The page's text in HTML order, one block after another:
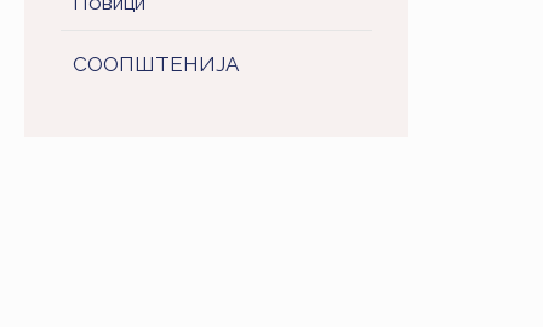
СООПШТЕНИJA